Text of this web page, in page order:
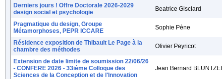
Derniers jours ! Offre Doctorale 2026-2029
design social et psychologie
Beatrice Gisclard
Pragmatique du design, Groupe
Métamorphoses, PEPR ICCARE
Sophie Pène
Résidence exposition de Thibault Le Page à la
chambre des méthodes
Olivier Peyricot
Extension de date limite de soumission 22/06/26
- CONFERE 2026 - 33ième Colloque des
Sciences de la Conception et de l'Innovation
Jean Bernard